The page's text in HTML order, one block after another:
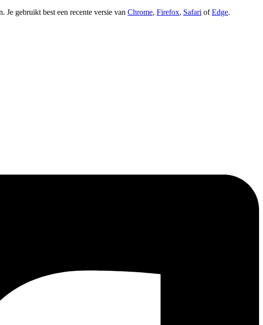
gebruikt best een recente versie van Chrome, Firefox, Safari ofEdge.